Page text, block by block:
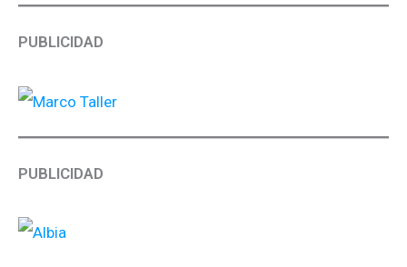
PUBLICIDAD
PUBLICIDAD